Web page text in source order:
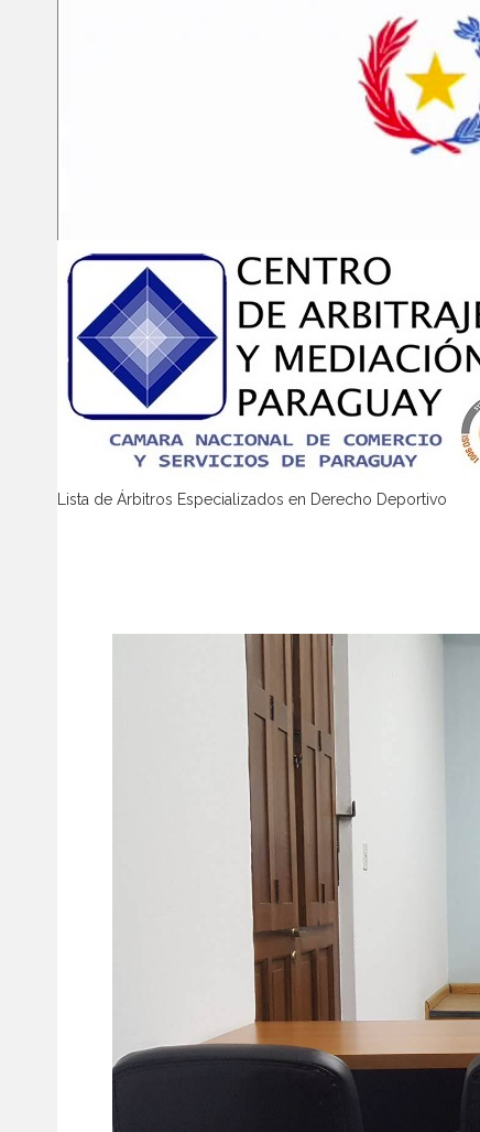
Lista de Árbitros Especializados en Derecho Deportivo